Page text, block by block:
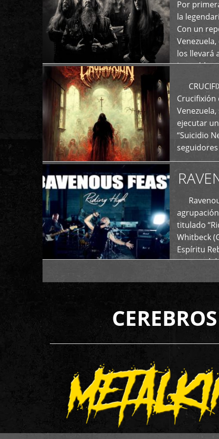
Por
la
Con un
los llevará
La
Crucifixión
ejecutar
“Suicidio
+
titulado
Whitbeck
Espíritu
oriente